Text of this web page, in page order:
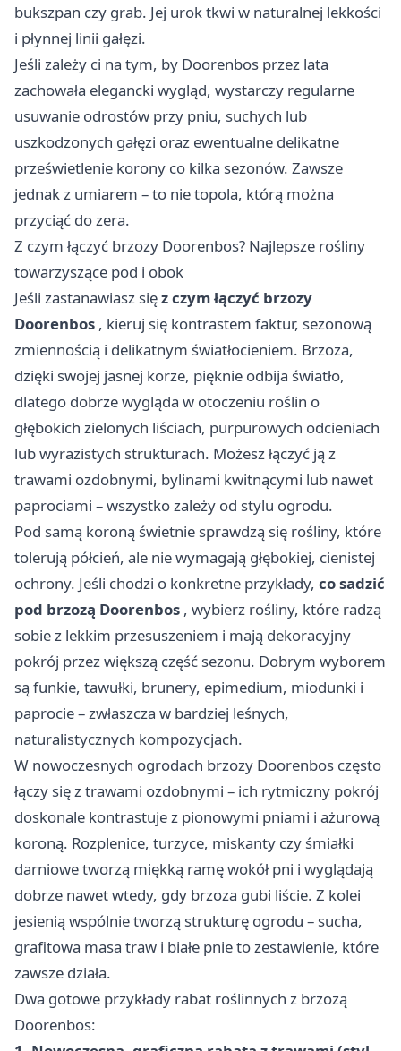
bukszpan czy grab. Jej urok tkwi w naturalnej lekkości
i płynnej linii gałęzi.
Jeśli zależy ci na tym, by Doorenbos przez lata
zachowała elegancki wygląd, wystarczy regularne
usuwanie odrostów przy pniu, suchych lub
uszkodzonych gałęzi oraz ewentualne delikatne
prześwietlenie korony co kilka sezonów. Zawsze
jednak z umiarem – to nie topola, którą można
przyciąć do zera.
Z czym łączyć brzozy Doorenbos? Najlepsze rośliny
towarzyszące pod i obok
Jeśli zastanawiasz sięz czym łączyć brzozy
Doorenbos , kieruj się kontrastem faktur, sezonową
zmiennością i delikatnym światłocieniem. Brzoza,
dzięki swojej jasnej korze, pięknie odbija światło,
dlatego dobrze wygląda w otoczeniu roślin o
głębokich zielonych liściach, purpurowych odcieniach
lub wyrazistych strukturach. Możesz łączyć ją z
trawami ozdobnymi, bylinami kwitnącymi lub nawet
paprociami – wszystko zależy od stylu ogrodu.
Pod samą koroną świetnie sprawdzą się rośliny, które
tolerują półcień, ale nie wymagają głębokiej, cienistej
ochrony. Jeśli chodzi o konkretne przykłady, co sadzić
pod brzozą Doorenbos , wybierz rośliny, które radzą
sobie z lekkim przesuszeniem i mają dekoracyjny
pokrój przez większą część sezonu. Dobrym wyborem
są funkie, tawułki, brunery, epimedium, miodunki i
paprocie – zwłaszcza w bardziej leśnych,
naturalistycznych kompozycjach.
W nowoczesnych ogrodach brzozy Doorenbos często
łączy się z trawami ozdobnymi – ich rytmiczny pokrój
doskonale kontrastuje z pionowymi pniami i ażurową
koroną. Rozplenice, turzyce, miskanty czy śmiałki
darniowe tworzą miękką ramę wokół pni i wyglądają
dobrze nawet wtedy, gdy brzoza gubi liście. Z kolei
jesienią wspólnie tworzą strukturę ogrodu – sucha,
grafitowa masa traw i białe pnie to zestawienie, które
zawsze działa.
Dwa gotowe przykłady rabat roślinnych z brzozą
Doorenbos: